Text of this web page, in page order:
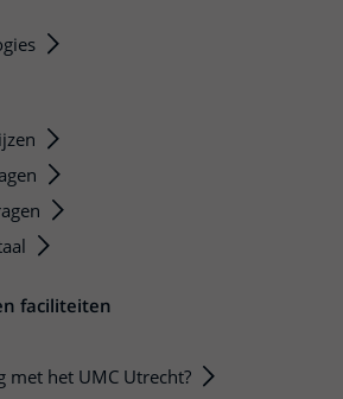
faciliteiten
met het UMC Utrecht?